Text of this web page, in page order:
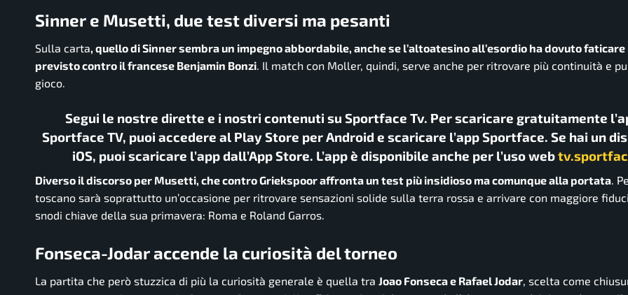
Sinner e Musetti, due test diversi ma pesanti
Sulla carta, quello di Sinner sembra un impegno abbordabile, anche se l’altoatesino all’esordio ha dovuto faticare
previsto contro il francese Benjamin Bonzi . Il match con Moller, quindi, serve anche per ritrovare più continuità e
gioco.
Segui le nostre dirette e i nostri contenuti su Sportface Tv. Per scaricare gratuitamente
Sportface TV, puoi accedere al Play Store per Android e scaricare l’app Sportface. Se hai un
iOS, puoi scaricare l’app dall’App Store. L’app è disponibile anche per l’uso web
Diverso il discorso per Musetti, che contro Griekspoor affronta un test più insidioso ma comunque alla portata.
toscano sarà soprattutto un’occasione per ritrovare sensazioni solide sulla terra rossa e arrivare con maggiore
snodi chiave della sua primavera: Roma e Roland Garros.
Fonseca-Jodar accende la curiosità del torneo
La partita che però stuzzica di più la curiosità generale è quella tra Joao Fonseca e Rafael Jodar, scelta come